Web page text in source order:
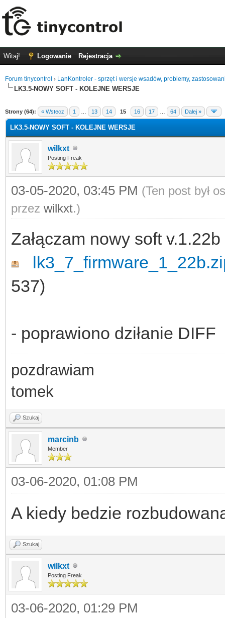
Witaj! Logowanie Rejestracja
Forum tinycontrol › LanKontroler - sprzęt i wersje wsadów, problemy,
LK3.5-NOWY SOFT - KOLEJNE WERSJE
Strony (64): « Wstecz 1 13 14 15 16 17 64 Dalej »
LK3.5-NOWY SOFT - KOLEJNE WERSJE
wilkxt
Posting Freak
03-05-2020, 03:45 PM (Ten post był
przez wilkxt.)
Załączam nowy soft
537)
- poprawiono dziłanie DIFF
pozdrawiam
tomek
Szukaj
marcinb
Member
03-06-2020, 01:08 PM
A kiedy bedzie
Szukaj
wilkxt
Posting Freak
03-06-2020, 01:29 PM